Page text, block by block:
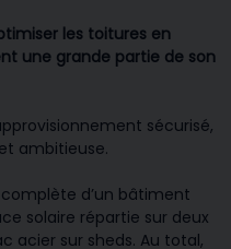
les toitures en
une grande partie de son
sécurisé,
ambitieuse.
d’un bâtiment
solaire répartie sur deux
acier sur sheds. Au total,